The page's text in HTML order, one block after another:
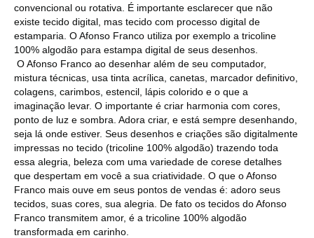
convencional ou rotativa. É importante esclarecer que não
existe tecido digital, mas tecido com processo digital de
estamparia. O Afonso Franco utiliza por exemplo a tricoline
100% algodão para estampa digital de seus desenhos.
O Afonso Franco ao desenhar além de seu computador,
mistura técnicas, usa tinta acrílica, canetas, marcador definitivo,
colagens, carimbos, estencil, lápis colorido e o que a
imaginação levar. O importante é criar harmonia com cores,
ponto de luz e sombra. Adora criar, e está sempre desenhando,
seja lá onde estiver. Seus desenhos e criações são digitalmente
impressas no tecido (tricoline 100% algodão) trazendo toda
essa alegria, beleza com uma variedade de corese detalhes
que despertam em você a sua criatividade. O que o Afonso
Franco mais ouve em seus pontos de vendas é: adoro seus
tecidos, suas cores, sua alegria. De fato os tecidos do Afonso
Franco transmitem amor, é a tricoline 100% algodão
transformada em carinho.